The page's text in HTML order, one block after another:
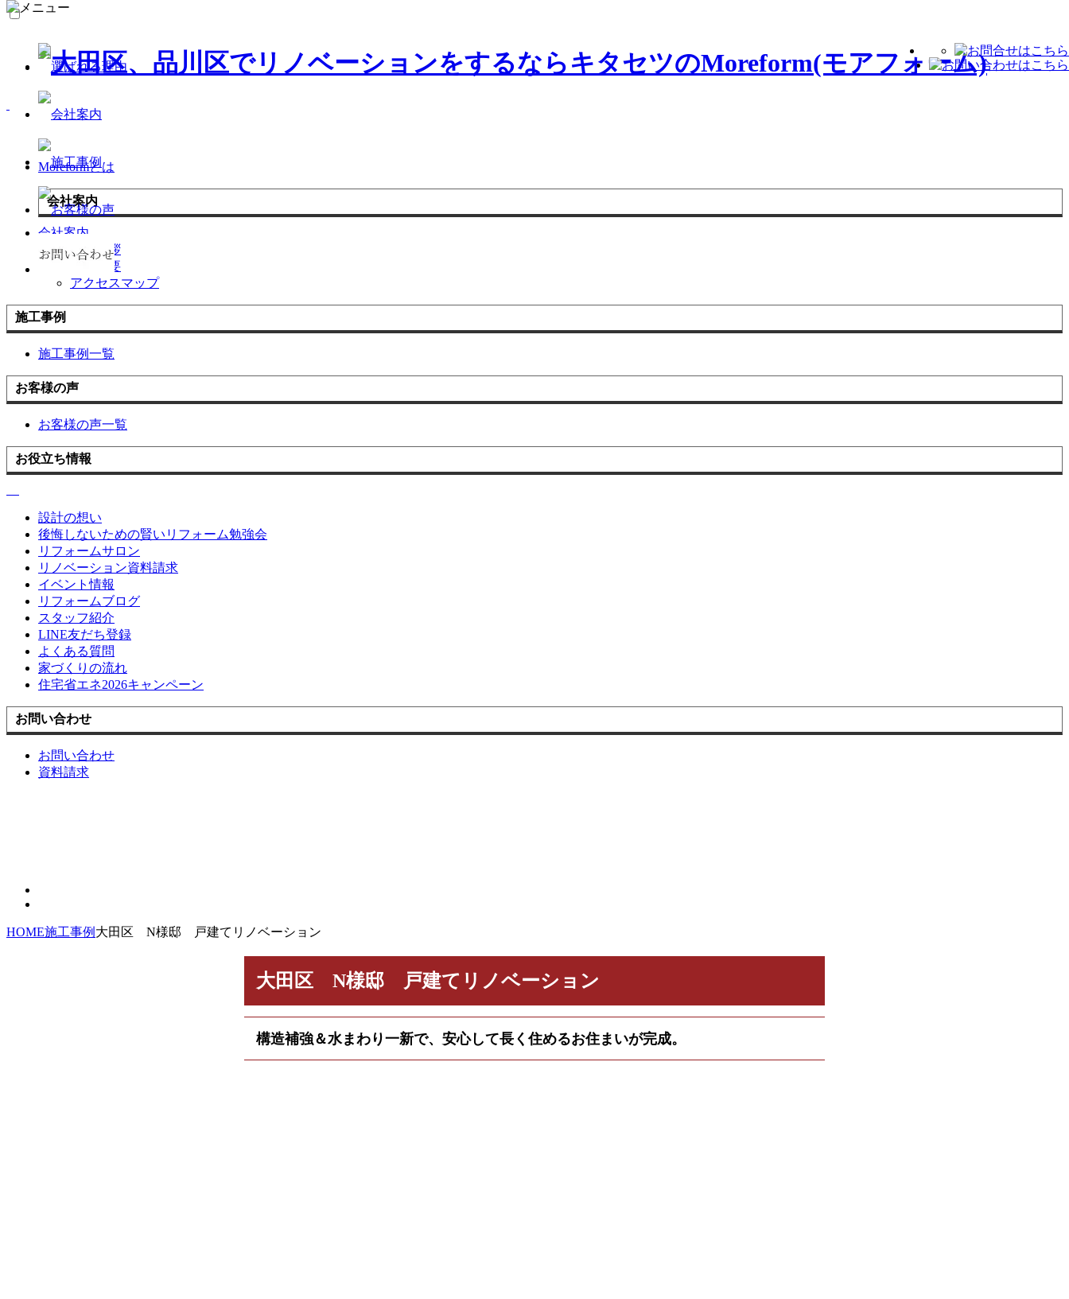
Moreformとは
会社案内
会社案内
代表挨拶
会社概要
アクセスマップ
施工事例
施工事例一覧
お客様の声
お客様の声一覧
お役立ち情報
設計の想い
後悔しないための賢いリフォーム勉強会
リフォームサロン
リノベーション資料請求
イベント情報
リフォームブログ
スタッフ紹介
LINE友だち登録
よくある質問
家づくりの流れ
住宅省エネ2026キャンペーン
お問い合わせ
お問い合わせ
資料請求
HOME施工事例 大田区 N様邸 戸建てリノベーション
大田区 N様邸 戸建てリノベーション
構造補強＆水まわり一新で、安心して長く住めるお住まいが完成。